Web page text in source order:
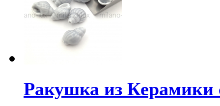
Ракушка из